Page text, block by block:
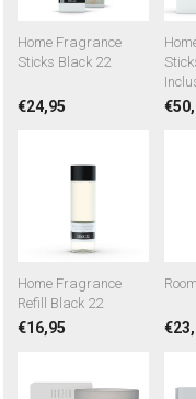
Home Fragrance
Sticks Black 22
€24,95
Home Fragrance
Refill Black 22
€16,95